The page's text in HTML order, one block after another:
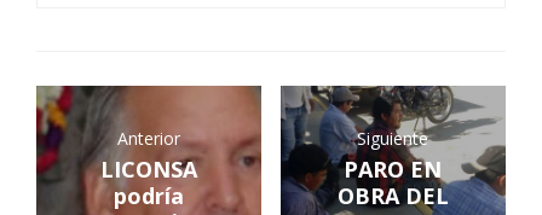
Anterior
LICONSA
podría
Siguiente
PARO EN
OBRA DEL